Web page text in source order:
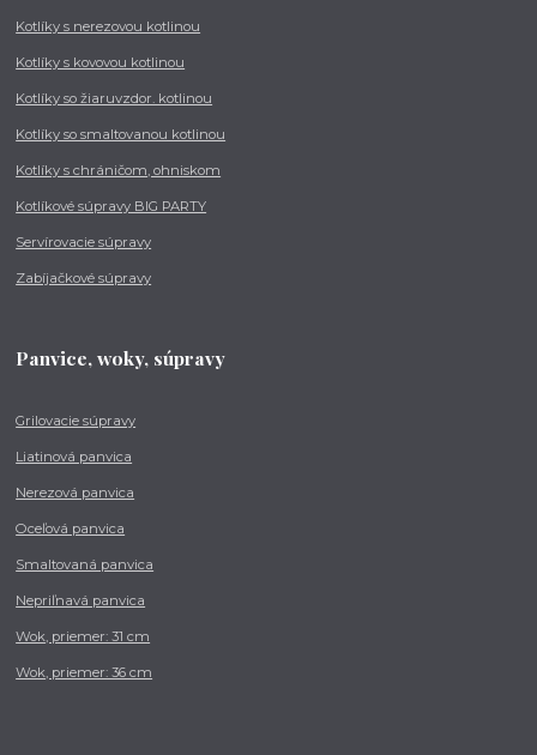
Kotlíky s nerezovou kotlinou
Kotlíky s kovovou kotlinou
Kotlíky so žiaruvzdor. kotlinou
Kotlíky so smaltovanou kotlinou
Kotlíky s chráničom, ohniskom
Kotlíkové súpravy BIG PARTY
Servírovacie súpravy
Zabíjačkové súpravy
Panvice, woky, súpravy
Grilovacie súpravy
Liatinová panvica
Nerezová panvica
Oceľová panvica
Smaltovaná panvica
Nepriľnavá panvica
Wok, priemer: 31 cm
Wok, priemer: 36 cm